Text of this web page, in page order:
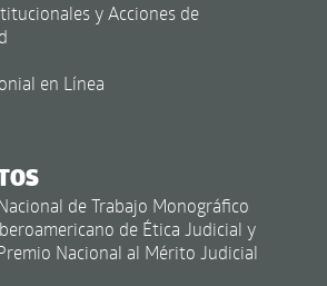
y Acciones de
en Línea
de Trabajo Monográfico
de Ética Judicial y
Nacional al Mérito Judicial